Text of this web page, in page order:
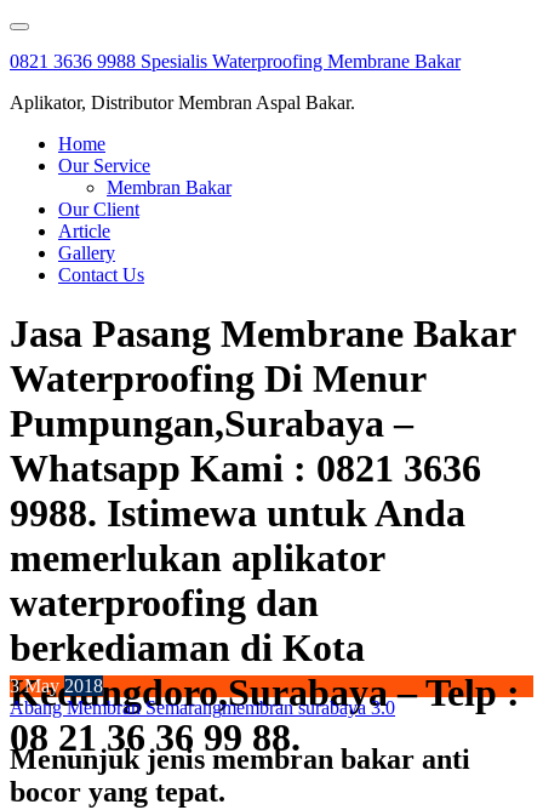
Skip
content
0821 3636 9988 Spesialis Waterproofing Membrane Bakar
Aplikator, Distributor Membran Aspal Bakar.
Home
Our Service
Membran Bakar
Our Client
Article
Gallery
Contact Us
Jasa Pasang Membrane Bakar
Waterproofing Di Menur
Pumpungan,Surabaya –
Whatsapp Kami : 0821 3636
9988. Istimewa untuk Anda
memerlukan aplikator
waterproofing dan
berkediaman di Kota
Kedungdoro,Surabaya – Telp :
08 21 36 36 99 88.
3May2018
Abang Membran Semarangmembran surabaya 3.0
Menunjuk jenis membran bakar anti
bocor yang tepat.